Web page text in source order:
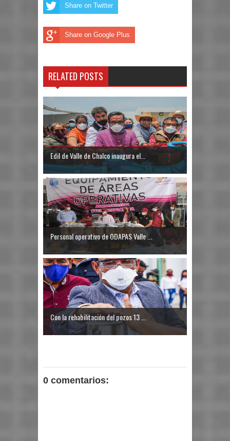
Share on Twitter
Share on Google Plus
RELATED POSTS
Edil de Valle de Chalco inaugura el...
Personal operativo de ODAPAS Valle ...
Con la rehabilitación del pozos 13 ...
0 comentarios: